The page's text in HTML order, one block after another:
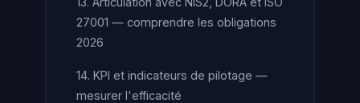
27001 — comprendre les obligations
2026
14. KPI et indicateurs de pilotage —
mesurer l'efficacité